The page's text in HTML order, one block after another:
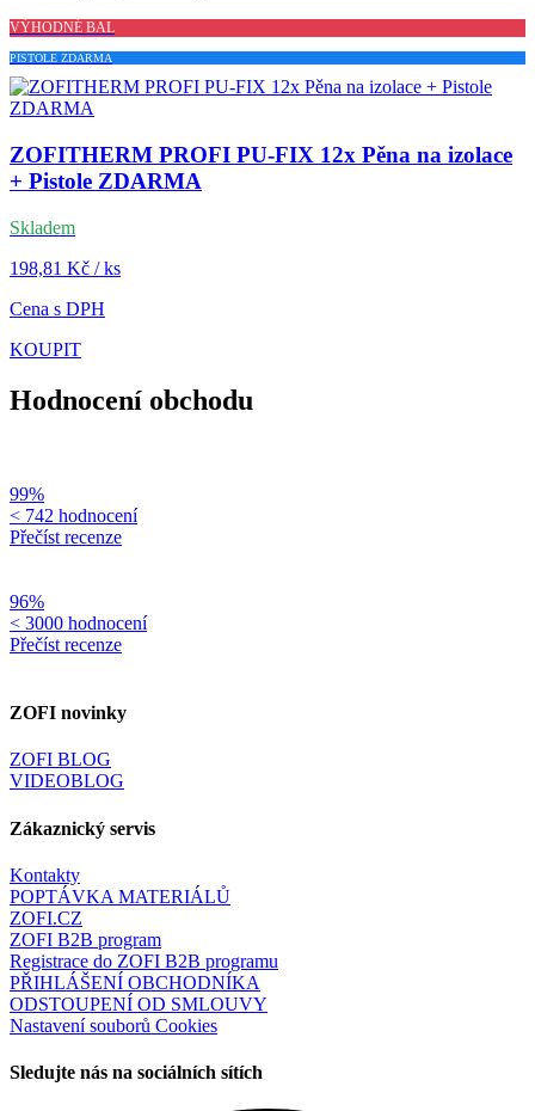
VÝHODNÉ BAL
PISTOLE ZDARMA
ZOFITHERM PROFI PU-FIX 12x Pěna na izolace
+ Pistole ZDARMA
Skladem
198,81 Kč / ks
Cena s DPH
KOUPIT
Hodnocení obchodu
99%
< 742 hodnocení
Přečíst recenze
96%
< 3000 hodnocení
Přečíst recenze
ZOFI novinky
ZOFI BLOG
VIDEOBLOG
Zákaznický servis
Kontakty
POPTÁVKA MATERIÁLŮ
ZOFI.CZ
ZOFI B2B program
Registrace do ZOFI B2B programu
PŘIHLÁŠENÍ OBCHODNÍKA
ODSTOUPENÍ OD SMLOUVY
Nastavení souborů Cookies
Sledujte nás na sociálních sítích